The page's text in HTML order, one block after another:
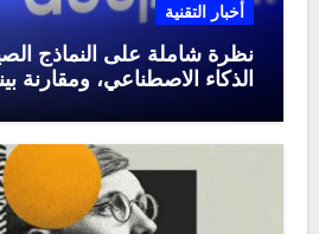
أخبار التقنية
نظرة شاملة على النماذج
الذكاء الاصطناعي، ومقارنة